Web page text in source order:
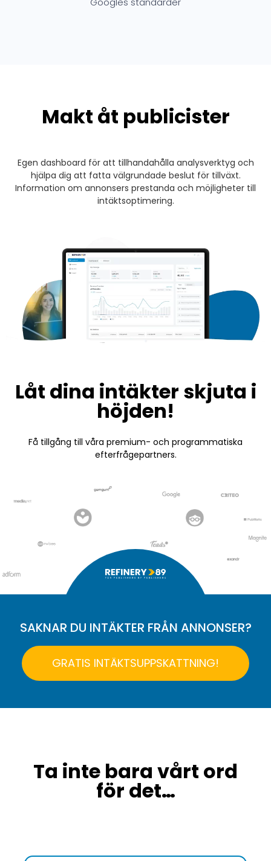
Makt åt publicister
Egen dashboard för att tillhandahålla analysverktyg och
hjälpa dig att fatta välgrundade beslut för tillväxt.
Information om annonsers prestanda och möjligheter till
intäktsoptimering.
Låt dina intäkter skjuta i
höjden!
Få tillgång till våra premium- och programmatiska
efterfrågepartners.
SAKNAR DU INTÄKTER FRÅN ANNONSER?
GRATIS INTÄKTSUPPSKATTNING!
Ta inte bara vårt ord
för det…